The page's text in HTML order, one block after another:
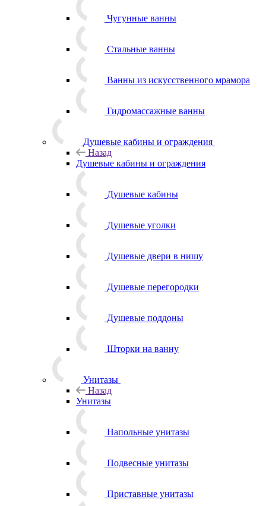
Чугунные ванны
Стальные ванны
Ванны из искусственного мрамора
Гидромассажные ванны
Душевые кабины и ограждения
Назад
Душевые кабины и ограждения
Душевые кабины
Душевые уголки
Душевые двери в нишу
Душевые перегородки
Душевые поддоны
Шторки на ванну
Унитазы
Назад
Унитазы
Напольные унитазы
Подвесные унитазы
Приставные унитазы